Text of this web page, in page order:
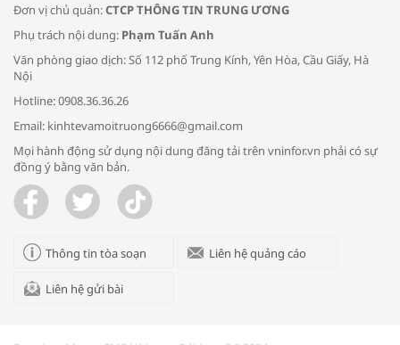
Bác sĩ tư vấn cách phòng tránh bệnh
Trao yêu thương cho em
Đơn vị chủ quản:CTCP THÔNG TIN TRUNG ƯƠNG
Phụ trách nội dung: Phạm Tuấn Anh
Văn phòng giao dịch: Số 112 phố Trung Kính, Yên Hòa, Cầu Giấy, Hà
Nội
Hotline: 0908.36.36.26
Email: kinhtevamoitruong6666@gmail.com
Mọi hành động sử dụng nội dung đăng tải trên vninfor.vn phải có sự
đồng ý bằng văn bản.
Thông tin tòa soạn Liên hệ quảng cáo
Liên hệ gửi bài